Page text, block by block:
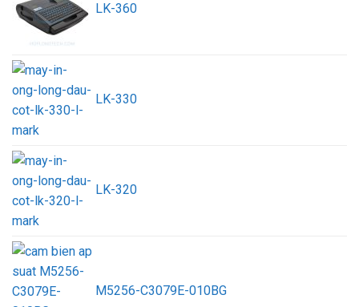
LK-360
LK-330
LK-320
M5256-C3079E-010BG